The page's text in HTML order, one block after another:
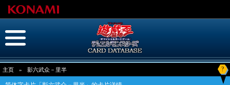
主页 » 影六武众－里半 ?